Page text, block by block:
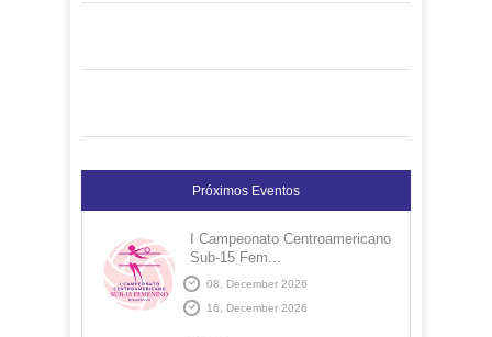
Próximos Eventos
I Campeonato Centroamericano
Sub-15 Fem...
08, December 2026
16, December 2026